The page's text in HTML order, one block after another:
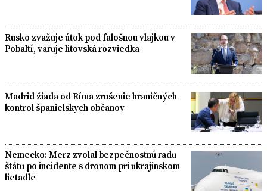
Rusko zvažuje útok pod falošnou vlajkou v
Pobaltí, varuje litovská rozviedka
Madrid žiada od Ríma zrušenie hraničných
kontrol španielskych občanov
Nemecko: Merz zvolal bezpečnostnú radu
štátu po incidente s dronom pri ukrajinskom
lietadle